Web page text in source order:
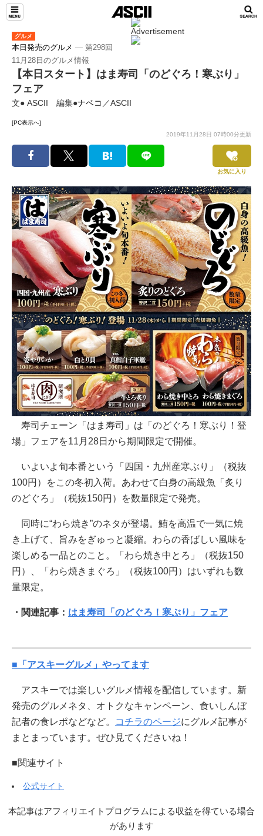
グルメ
本日発売のグルメ ― 第298回
11月28日のグルメ情報
【本日スタート】はま寿司「のどぐろ！寒ぶり」
フェア
文● ASCII 編集●ナベコ ／ASCII
[PC表示へ]
2019年11月28日 07時00分更新
お気に入り
寿司チェーン「はま寿司」は「のどぐろ！寒ぶり！登
場」フェアを11月28日から期間限定で開催。
いよいよ旬本番という「四国・九州産寒ぶり」（税抜
100円）をこの冬初入荷。あわせて白身の高級魚「炙り
のどぐろ」（税抜150円）を数量限定で発売。
同時に“わら焼き”のネタが登場。鮪を高温で一気に焼
き上げて、旨みをぎゅっと凝縮。わらの香ばしい風味を
楽しめる一品とのこと。「わら焼き中とろ」（税抜150
円）、「わら焼きまぐろ」（税抜100円）はいずれも数
量限定。
・関連記事： はま寿司「のどぐろ！寒ぶり」フェア
■「アスキーグルメ」やってます
アスキーでは楽しいグルメ情報を配信しています。新
発売のグルメネタ、オトクなキャンペーン、食いしんぼ
記者の食レポなどなど。
コチラのページにグルメ記事が
まとまっています。ぜひ見てくださいね！
■関連サイト
公式サイト
本記事はアフィリエイトプログラムによる収益を得ている場合
があります